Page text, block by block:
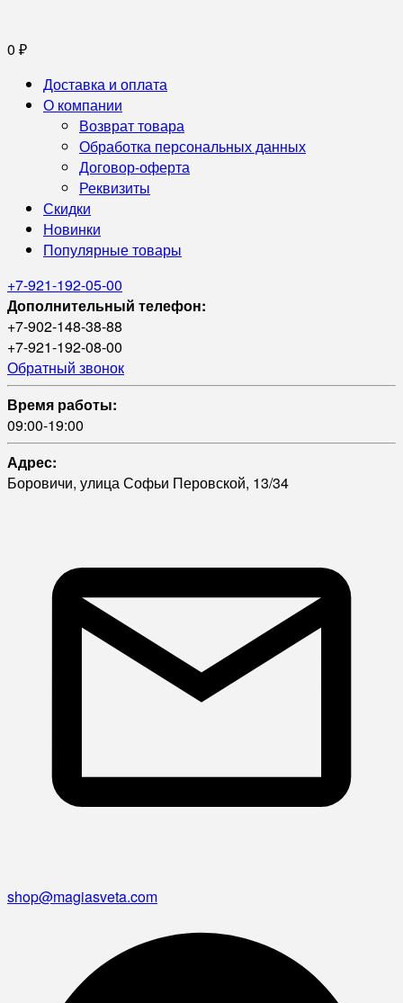
0 ₽
Доставка и оплата
О компании
Возврат товара
Обработка персональных данных
Договор-оферта
Реквизиты
Скидки
Новинки
Популярные товары
+7-921-192-05-00
Дополнительный телефон:
+7-902-148-38-88
+7-921-192-08-00
Обратный звонок
Время работы:
09:00-19:00
Адрес:
Боровичи, улица Софьи Перовской, 13/34
shop@magiasveta.com